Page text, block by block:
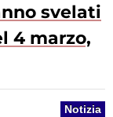
svelati
4 marzo,
Notizia